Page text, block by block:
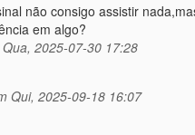
não consigo assistir
em algo?
2025-07-30 17:28
Qui, 2025-09-18 16:07